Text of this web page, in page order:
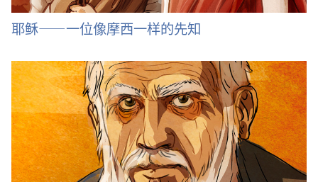
耶稣——一位像摩西一样的先知